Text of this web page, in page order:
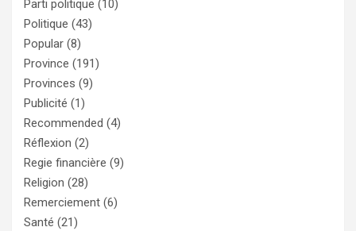
Parti politique (10)
Politique (43)
Popular (8)
Province (191)
Provinces (9)
Publicité (1)
Recommended (4)
Réflexion (2)
Regie financière (9)
Religion (28)
Remerciement (6)
Santé (21)